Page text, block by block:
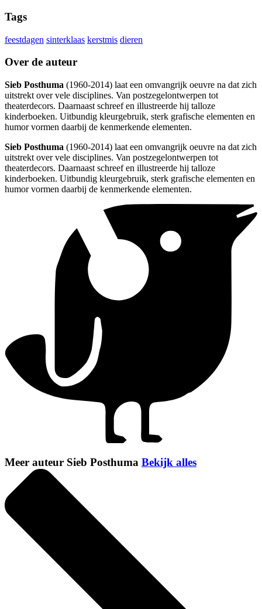
Tags
feestdagen sinterklaas kerstmis dieren
Over de auteur
Sieb Posthuma (1960-2014) laat een omvangrijk oeuvre na dat zich
uitstrekt over vele disciplines. Van postzegelontwerpen tot
theaterdecors. Daarnaast schreef en illustreerde hij talloze
kinderboeken. Uitbundig kleurgebruik, sterk grafische elementen en
humor vormen daarbij de kenmerkende elementen.
Sieb Posthuma (1960-2014) laat een omvangrijk oeuvre na dat zich
uitstrekt over vele disciplines. Van postzegelontwerpen tot
theaterdecors. Daarnaast schreef en illustreerde hij talloze
kinderboeken. Uitbundig kleurgebruik, sterk grafische elementen en
humor vormen daarbij de kenmerkende elementen.
Meer auteur Sieb Posthuma Bekijk alles